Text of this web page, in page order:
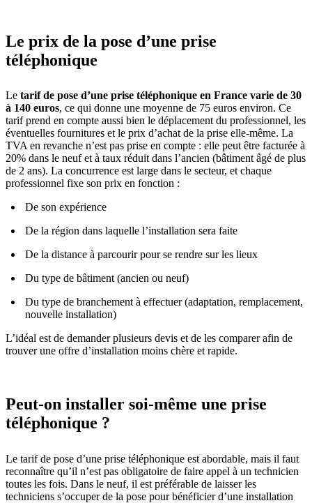
Le prix de la pose d’une prise
téléphonique
Le tarif de pose d’une prise téléphonique en France varie de 30
à 140 euros, ce qui donne une moyenne de 75 euros environ. Ce
tarif prend en compte aussi bien le déplacement du professionnel, les
éventuelles fournitures et le prix d’achat de la prise elle-même. La
TVA en revanche n’est pas prise en compte : elle peut être facturée à
20% dans le neuf et à taux réduit dans l’ancien (bâtiment âgé de plus
de 2 ans). La concurrence est large dans le secteur, et chaque
professionnel fixe son prix en fonction :
De son expérience
De la région dans laquelle l’installation sera faite
De la distance à parcourir pour se rendre sur les lieux
Du type de bâtiment (ancien ou neuf)
Du type de branchement à effectuer (adaptation, remplacement,
nouvelle installation)
L’idéal est de demander plusieurs devis et de les comparer afin de
trouver une offre d’installation moins chère et rapide.
Peut-on installer soi-même une prise
téléphonique ?
Le tarif de pose d’une prise téléphonique est abordable, mais il faut
reconnaître qu’il n’est pas obligatoire de faire appel à un technicien
toutes les fois. Dans le neuf, il est préférable de laisser les
techniciens s’occuper de la pose pour bénéficier d’une installation